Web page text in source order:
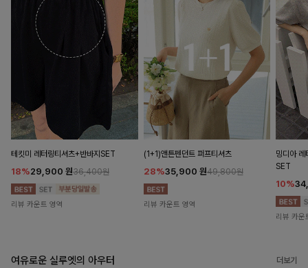
테킷미 레터링티셔츠+반바지SET
18%29,900 원36,400원
리뷰 카운트 영역
(1+1)앤튼펜던트 퍼프티셔츠
28%35,900 원49,800원
리뷰 카운트 영역
밍디아 레
SET
10%
리뷰 카운
여유로운 실루엣의 아우터 더보기